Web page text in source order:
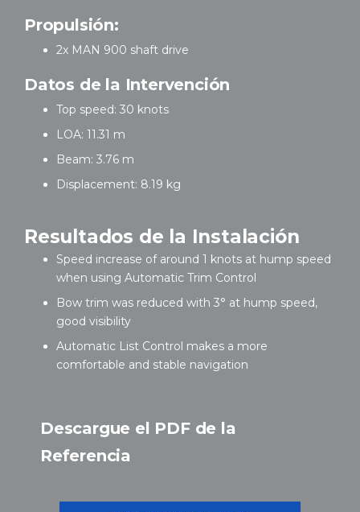
Propulsión:
2x MAN 900 shaft drive
Datos de la Intervención
Top speed: 30 knots
LOA: 11.31 m
Beam: 3.76 m
Displacement: 8.19 kg
Resultados de la Instalación
Speed increase of around 1 knots at hump speed
when using Automatic Trim Control
Bow trim was reduced with 3° at hump speed,
good visibility
Automatic List Control makes a more
comfortable and stable navigation
Descargue el PDF de la
Referencia